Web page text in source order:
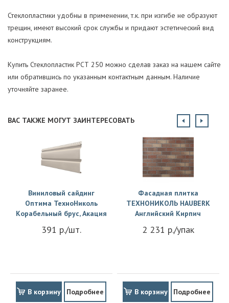
Стеклопластики удобны в применении, т.к. при изгибе не образуют
трещин, имеют высокий срок службы и придают эстетический вид
конструкциям.
Купить Стеклопластик РСТ 250 можно сделав заказ на нашем сайте
или обратившись по указанным контактным данным. Наличие
уточняйте заранее.
ВАС ТАКЖЕ МОГУТ ЗАИНТЕРЕСОВАТЬ
Виниловый сайдинг
Оптима ТехноНиколь
Корабельный брус, Акация
391 р./шт.
В корзину Подробнее
Фасадная плитка
ТЕХНОНИКОЛЬ HAUBERK
Английский Кирпич
2 231 р./упак
В корзину Подробнее